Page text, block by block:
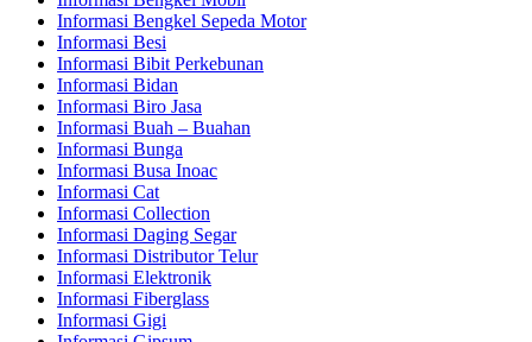
Informasi Bengkel Sepeda Motor
Informasi Besi
Informasi Bibit Perkebunan
Informasi Bidan
Informasi Biro Jasa
Informasi Buah – Buahan
Informasi Bunga
Informasi Busa Inoac
Informasi Cat
Informasi Collection
Informasi Daging Segar
Informasi Distributor Telur
Informasi Elektronik
Informasi Fiberglass
Informasi Gigi